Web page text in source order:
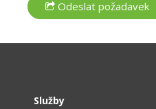
Služby